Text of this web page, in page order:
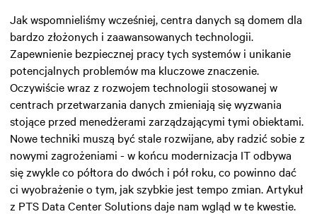
Jak wspomnieliśmy wcześniej, centra danych są domem dla
bardzo złożonych i zaawansowanych technologii.
Zapewnienie bezpiecznej pracy tych systemów i unikanie
potencjalnych problemów ma kluczowe znaczenie.
Oczywiście wraz z rozwojem technologii stosowanej w
centrach przetwarzania danych zmieniają się wyzwania
stojące przed menedżerami zarządzającymi tymi obiektami.
Nowe techniki muszą być stale rozwijane, aby radzić sobie z
nowymi zagrożeniami - w końcu modernizacja IT odbywa
się zwykle co półtora do dwóch i pół roku, co powinno dać
ci wyobrażenie o tym, jak szybkie jest tempo zmian. Artykuł
z PTS Data Center Solutions daje nam wgląd w te kwestie.